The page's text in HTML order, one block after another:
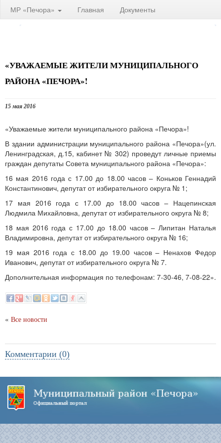
МР «Печора» Главная Документы
«УВАЖАЕМЫЕ ЖИТЕЛИ МУНИЦИПАЛЬНОГО
РАЙОНА «ПЕЧОРА»!
15 мая 2016
«Уважаемые жители муниципального района «Печора»!
В здании администрации муниципального района «Печора»(ул.
Ленинградская, д.15, кабинет № 302) проведут личные приемы
граждан депутаты Совета муниципального района «Печора»:
16 мая 2016 года с 17.00 до 18.00 часов – Коньков Геннадий
Константинович, депутат от избирательного округа № 1;
17 мая 2016 года с 17.00 до 18.00 часов – Нацепинская
Людмила Михайловна, депутат от избирательного округа № 8;
18 мая 2016 года с 17.00 до 18.00 часов – Липитан Наталья
Владимировна, депутат от избирательного округа № 16;
19 мая 2016 года с 18.00 до 19.00 часов – Ненахов Федор
Иванович, депутат от избирательного округа № 7.
Дополнительная информация по телефонам: 7-30-46, 7-08-22».
« Все новости
Комментарии (0)